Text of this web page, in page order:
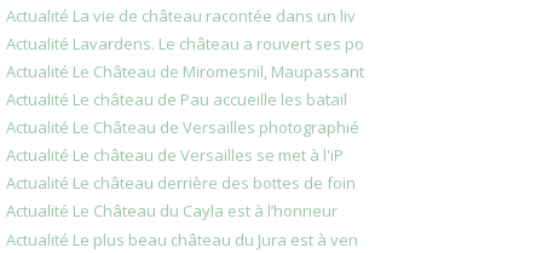
Actualité La vie de château racontée dans un liv
Actualité Lavardens. Le château a rouvert ses po
Actualité Le Château de Miromesnil, Maupassant
Actualité Le château de Pau accueille les batail
Actualité Le Château de Versailles photographié
Actualité Le château de Versailles se met à l'iP
Actualité Le château derrière des bottes de foin
Actualité Le Château du Cayla est à l’honneur
Actualité Le plus beau château du Jura est à ven